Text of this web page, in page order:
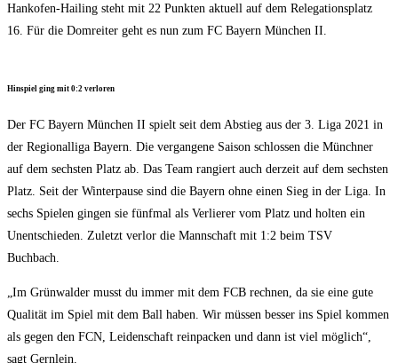
Hankofen-Hai­ling steht mit 22 Punk­ten aktu­ell auf dem Rele­ga­ti­ons­platz
16. Für die Dom­rei­ter geht es nun zum FC Bay­ern Mün­chen II.
Hin­spiel ging mit 0:2 verloren
Der FC Bay­ern Mün­chen II spielt seit dem Abstieg aus der 3. Liga 2021 in
der Regio­nal­li­ga Bay­ern. Die ver­gan­ge­ne Sai­son schlos­sen die Münch­ner
auf dem sechs­ten Platz ab. Das Team ran­giert auch der­zeit auf dem sechs­ten
Platz. Seit der Win­ter­pau­se sind die Bay­ern ohne einen Sieg in der Liga. In
sechs Spie­len gin­gen sie fünf­mal als Ver­lie­rer vom Platz und hol­ten ein
Unent­schie­den. Zuletzt ver­lor die Mann­schaft mit 1:2 beim TSV
Buchbach.
„Im Grün­wal­der musst du immer mit dem FCB rech­nen, da sie eine gute
Qua­li­tät im Spiel mit dem Ball haben. Wir müs­sen bes­ser ins Spiel kom­men
als gegen den FCN, Lei­den­schaft rein­pa­cken und dann ist viel mög­lich“,
sagt Gernlein.